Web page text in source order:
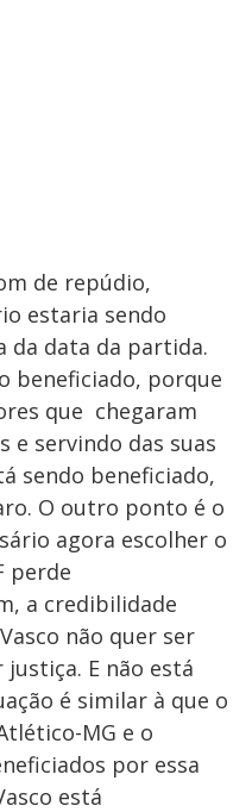
de repúdio,
estaria sendo
da data da partida.
beneficiado, porque
que chegaram
e servindo das suas
sendo beneficiado,
O outro ponto é o
agora escolher o
perde
a credibilidade
não quer ser
justiça. E não está
é similar à que o
MG e o
por essa
está